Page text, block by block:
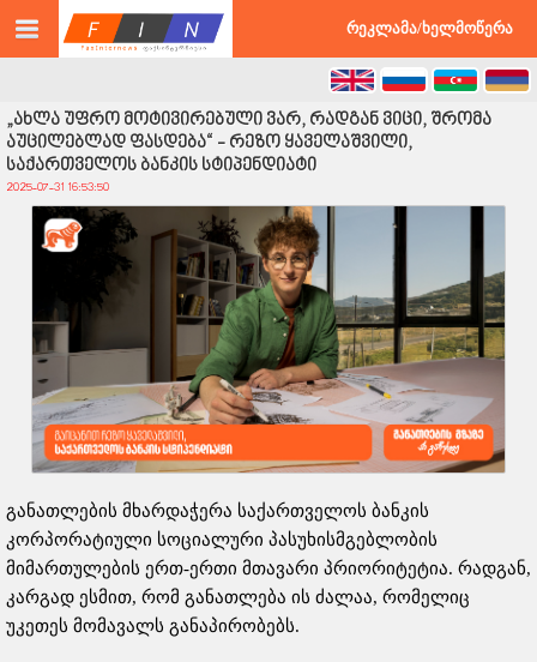
რეკლამა/ხელმოწერა
„ახლა უფრო მოტივირებული ვარ, რადგან ვიცი, შრომა
აუცილებლად ფასდება“ - რეზო ყაველაშვილი,
საქართველოს ბანკის სტიპენდიატი
2025-07-31 16:53:50
განათლების მხარდაჭერა საქართველოს ბანკის
კორპორატიული სოციალური პასუხისმგებლობის
მიმართულების ერთ-ერთი მთავარი პრიორიტეტია. რადგან,
კარგად ესმით, რომ განათლება ის ძალაა, რომელიც
უკეთეს მომავალს განაპირობებს.
©2026 faxinternews.ge ყველა უფლება დაცულია